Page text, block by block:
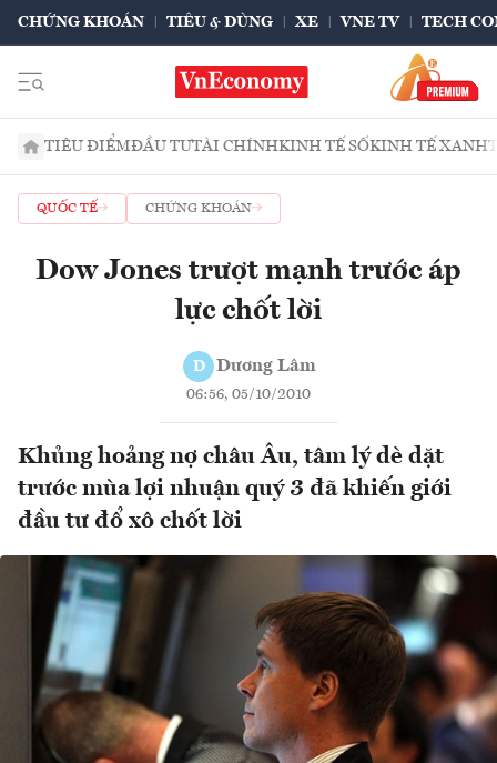
CHỨNG KHOÁN TIÊU & DÙNG XE VNE TV TECH
TIÊU ĐIỂMĐẦU TƯTÀI CHÍNHKINH TẾ SỐKINH TẾ XANH
QUỐC TẾ CHỨNG KHOÁN
Dow Jones trượt mạnh trước áp
lực chốt lời
D Dương Lâm
06:56, 05/10/2010
Khủng hoảng nợ châu Âu, tâm lý dè dặt
trước mùa lợi nhuận quý 3 đã khiến giới
đầu tư đổ xô chốt lời